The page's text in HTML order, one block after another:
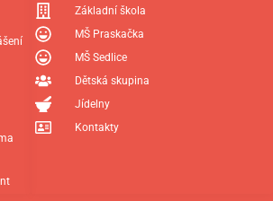
Základní škola
MŠ Praskačka
MŠ Sedlice
Dětská skupina
Jídelny
Kontakty